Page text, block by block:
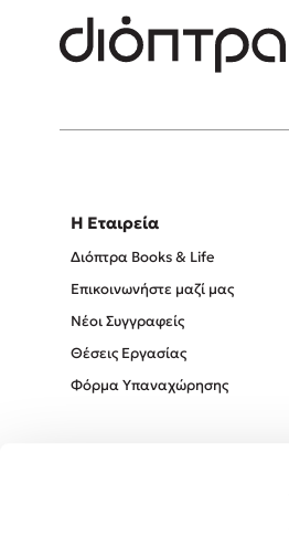
Η Εταιρεία
Διόπτρα Books & Life
Επικοινωνήστε μαζί μας
Νέοι Συγγραφείς
Θέσεις Εργασίας
Φόρμα Υπαναχώρησης